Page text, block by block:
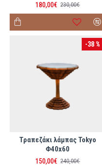
180,00€ 230,00€
-38 %
Τραπεζάκι λάμπας Tokyo
Φ40x60
150,00€ 240,00€